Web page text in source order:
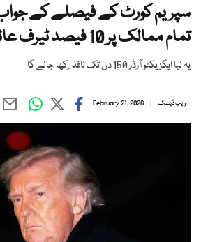
سپریم کورٹ کے فیصلے کے
تمام ممالک پر 10 فیصد ٹیرف عائد کردیا
یہ نیا ایگزیکٹو آرڈر 150 دن تک نافذ رکھا جائے گا
ویب ڈیسک February 21, 2026